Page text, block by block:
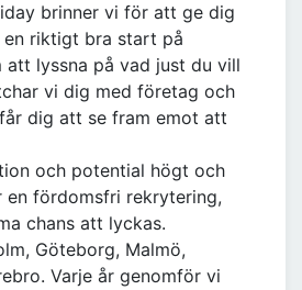
brinner vi för att ge dig
en riktigt bra start på
att lyssna på vad just du vill
vi dig med företag och
dig att se fram emot att
och potential högt och
fördomsfri rekrytering,
chans att lyckas.
Göteborg, Malmö,
Varje år genomför vi